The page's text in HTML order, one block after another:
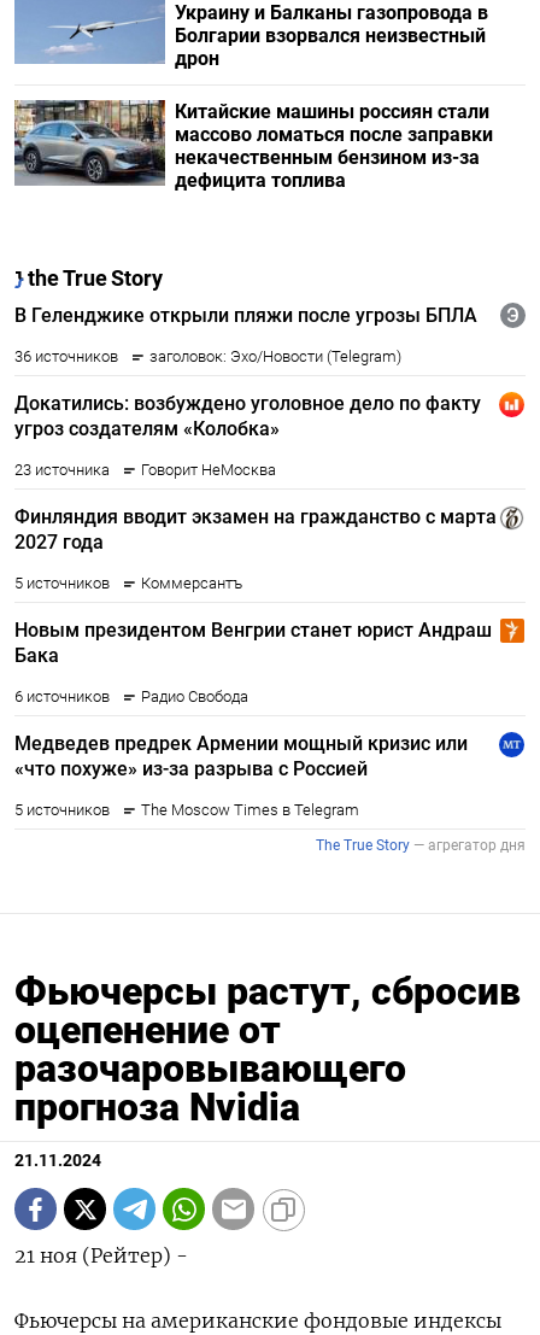
Украину и Балканы газопровода в
Болгарии взорвался неизвестный
дрон
Китайские машины россиян стали
массово ломаться после заправки
некачественным бензином из-за
дефицита топлива
Фьючерсы растут, сбросив
оцепенение от
разочаровывающего
прогноза Nvidia
21.11.2024
21 ноя (Рейтер) -
Фьючерсы на американские фондовые индексы